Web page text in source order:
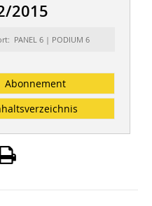
2015
PANEL 6 | PODIUM 6
Abonnement